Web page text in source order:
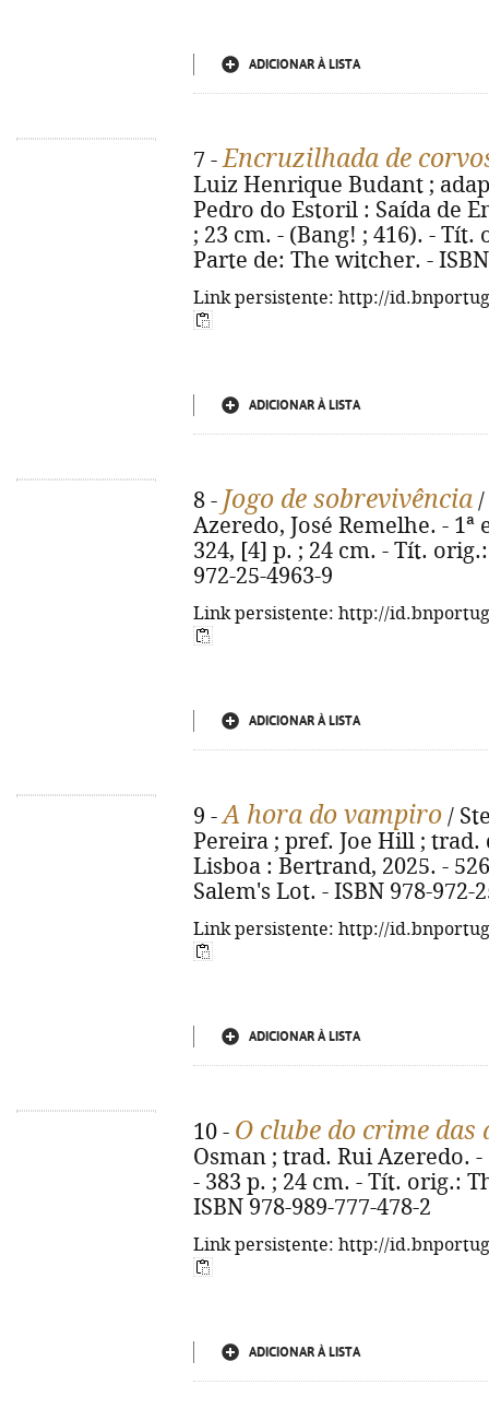
ADICIONAR À LISTA
7 -Encruzilhada de
Luiz Henrique Budant ;
Pedro do Estoril : Saída de
; 23 cm. - (Bang! ; 416). -
Parte de: The witcher. -
Link persistente: http://
ADICIONAR À LISTA
8 - Jogo de sobrevivência /
Azeredo, José Remelhe. -
324, [4] p. ; 24 cm. - Tít.
972-25-4963-9
Link persistente: http://
ADICIONAR À LISTA
9 -A hora do vampiro /
Pereira ; pref. Joe Hill ; trad.
Lisboa : Bertrand, 2025. -
Salem's Lot. - ISBN 978-972-
Link persistente: http://
ADICIONAR À LISTA
10 - O clube do crime das
Osman ; trad. Rui Azeredo. -
- 383 p. ; 24 cm. - Tít. orig.:
ISBN 978-989-777-478-2
Link persistente: http://
ADICIONAR À LISTA